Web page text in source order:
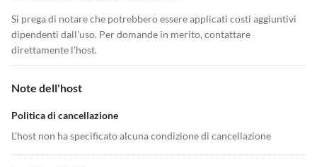
Si prega di notare che potrebbero essere applicati costi aggiuntivi
dipendenti dall'uso. Per domande in merito, contattare
direttamente l'host.
Note dell'host
Politica di cancellazione
L'host non ha specificato alcuna condizione di cancellazione